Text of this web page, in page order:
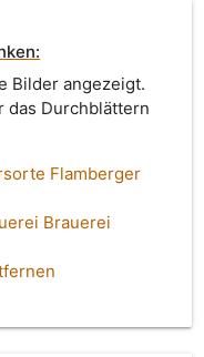
Bilder angezeigt.
das Durchblättern
Flamberger
Brauerei